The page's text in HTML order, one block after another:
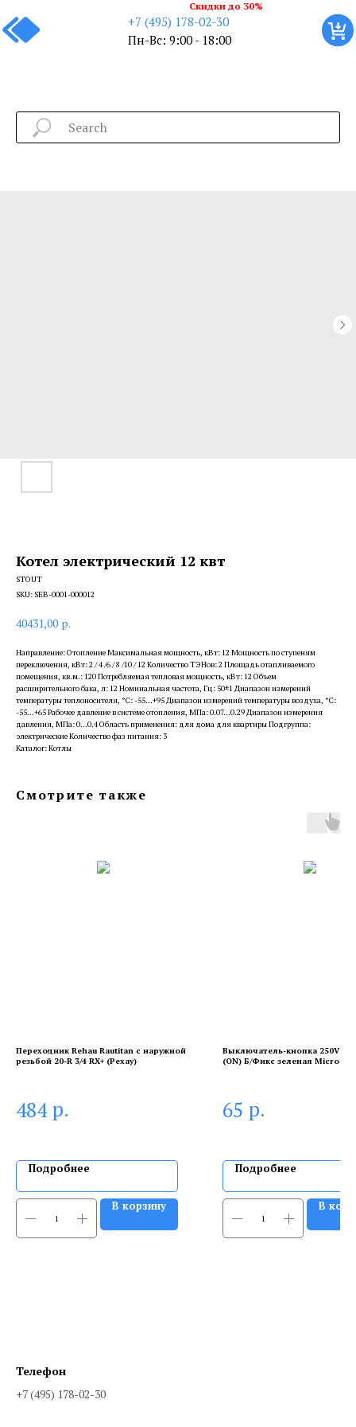
+7 (495) 178-02-30
Пн-Вс: 9:00 - 18:00
Скидки до 30%
Котел электрический 12 квт
STOUT
SKU: SEB-0001-000012
40431,00 р.
Направление: Отопление Максимальная мощность, кВт: 12 Мощность по ступеням
переключения, кВт: 2 / 4 /6 / 8 /10 / 12 Количество ТЭНов: 2 Площадь отапливаемого
помещения, кв.м.: 120 Потребляемая тепловая мощность, кВт: 12 Объем
расширительного бака, л: 12 Номинальная частота, Гц: 50±1 Диапазон измерений
температуры теплоносителя, °C: -55...+95 Диапазон измерений температуры воздуха, °C:
-55...+65 Рабочее давление в системе отопления, МПа: 0.07...0.29 Диапазон измерения
давления, МПа: 0...0.4 Область применения: для дома для квартиры Подгруппа:
электрические Количество фаз питания: 3
Каталог: Котлы
Смотрите также
Переходник Rehau Rautitan с наружной
резьбой 20-R 3/4 RX+ (Рехау)
484 р.
Подробнее
В корзину
Выключатель-кнопка 250V 1А
(ON) Б/Фикс зеленая Micro
65 р.
Подробнее
В
Телефон
+7 (495) 178-02-30